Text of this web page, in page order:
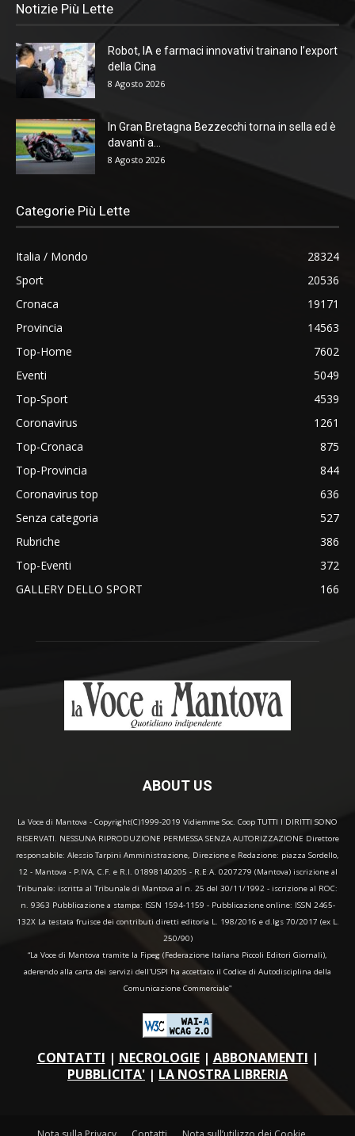
Notizie Più Lette
Robot, IA e farmaci innovativi trainano l’export
della Cina
8 Agosto 2026
In Gran Bretagna Bezzecchi torna in sella ed è
davanti a...
8 Agosto 2026
Categorie Più Lette
Italia / Mondo
28324
Sport
20536
Cronaca
19171
Provincia
14563
Top-Home
7602
Eventi
5049
Top-Sport
4539
Coronavirus
1261
Top-Cronaca
875
Top-Provincia
844
Coronavirus top
636
Senza categoria
527
Rubriche
386
Top-Eventi
372
GALLERY DELLO SPORT
166
ABOUT US
La Voce di Mantova - Copyright(C)1999-2019 Vidiemme Soc. Coop TUTTI I DIRITTI SONO
RISERVATI. NESSUNA RIPRODUZIONE PERMESSA SENZA AUTORIZZAZIONE Direttore
responsabile: Alessio Tarpini Amministrazione, Direzione e Redazione: piazza Sordello,
12 - Mantova - P.IVA, C.F. e R.I. 01898140205 - R.E.A. 0207279 (Mantova) iscrizione al
Tribunale: iscritta al Tribunale di Mantova al n. 25 del 30/11/1992 - iscrizione al ROC:
n. 9363 Pubblicazione a stampa: ISSN 1594-1159 - Pubblicazione online: ISSN 2465-
132X La testata fruisce dei contributi diretti editoria L. 198/2016 e d.lgs 70/2017 (ex L.
250/90)
“La Voce di Mantova tramite la Fipeg (Federazione Italiana Piccoli Editori Giornali),
aderendo alla carta dei servizi dell'USPI ha accettato il Codice di Autodisciplina della
Comunicazione Commerciale"
CONTATTI | NECROLOGIE| ABBONAMENTI |
PUBBLICITA' | LA NOSTRA LIBRERIA